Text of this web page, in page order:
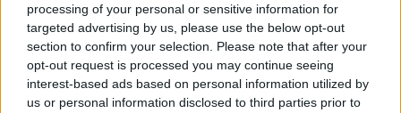
processing of your personal or sensitive information for
targeted advertising by us, please use the below opt-out
section to confirm your selection. Please note that after your
opt-out request is processed you may continue seeing
interest-based ads based on personal information utilized by
us or personal information disclosed to third parties prior to